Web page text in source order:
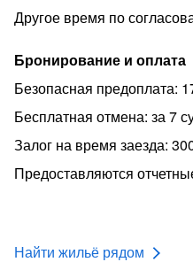
- Посуда, моющие
- Индукционная плита,
- Микроволновая печь;
- Стиральная машина,
- Фен;
- Телевизор, smart tv;
Другое время по
Бронирование и оплата
Безопасная предоплата:
Бесплатная отмена: за 7
Залог на время заезда:
Предоставляются
Найти жильё рядом